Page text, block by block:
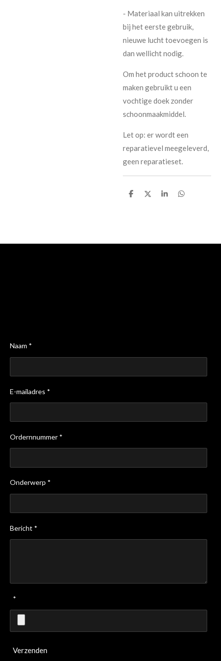
- Materiaal kan uitrekken
bij het eerste gebruik,
nieuwe lucht toevoegen is
dan wellicht nodig.
Om het product schoon te
maken gebruikt u een
vochtige doek zonder
schoonmaakmiddel.
Let op: er wordt een
reparatievel meegeleverd,
geen reparatieset.
D
D
S
D
Naam *
E-mailadres *
Ordernnummer *
Onderwerp *
Bericht *
*
Verzenden